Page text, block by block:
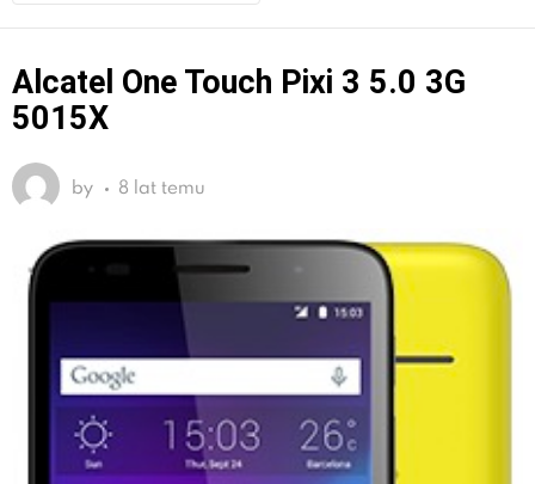
LATEST
STORIES
Alcatel One Touch Pixi 3 5.0 3G
5015X
by 8 lat temu